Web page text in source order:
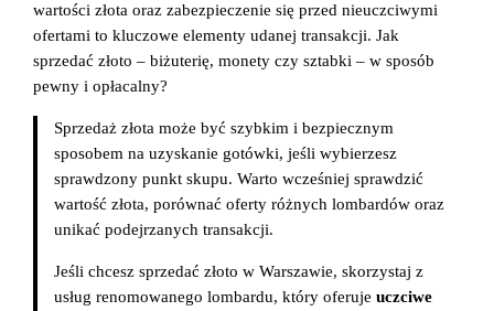
wartości złota oraz zabezpieczenie się przed nieuczciwymi
ofertami to kluczowe elementy udanej transakcji. Jak
sprzedać złoto – biżuterię, monety czy sztabki – w sposób
pewny i opłacalny?
Sprzedaż złota może być szybkim i bezpiecznym
sposobem na uzyskanie gotówki, jeśli wybierzesz
sprawdzony punkt skupu. Warto wcześniej sprawdzić
wartość złota, porównać oferty różnych lombardów oraz
unikać podejrzanych transakcji.
Jeśli chcesz sprzedać złoto w Warszawie, skorzystaj z
usług renomowanego lombardu, który oferuje uczciwe